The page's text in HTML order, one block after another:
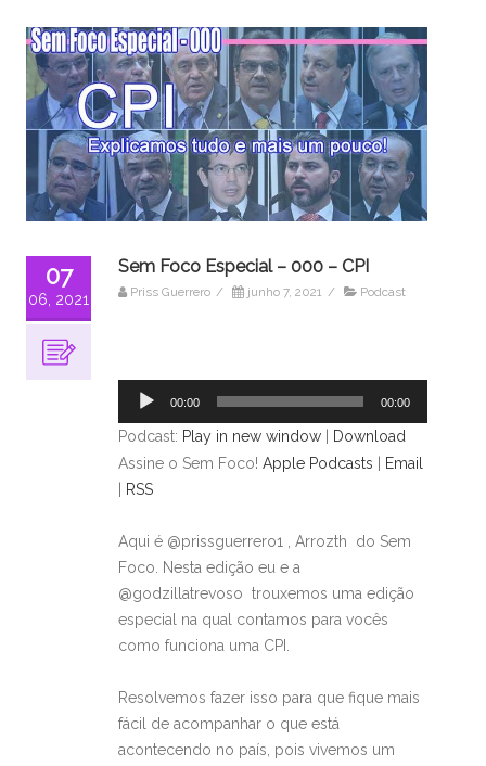
07
06, 2021
Sem Foco Especial – 000 – CPI
Priss Guerrero / junho 7, 2021 / Podcast
áudio
00:00 00:00
Podcast: Play in new window
Download
Assine o Sem Foco! Apple Podcasts
Email
RSS
Aqui é @prissguerrero1 , Arrozth do Sem
Foco. Nesta edição eu e a
@godzillatrevoso trouxemos uma edição
especial na qual contamos para vocês
como funciona uma CPI.
Resolvemos fazer isso para que fique mais
fácil de acompanhar o que está
acontecendo no país, pois vivemos um